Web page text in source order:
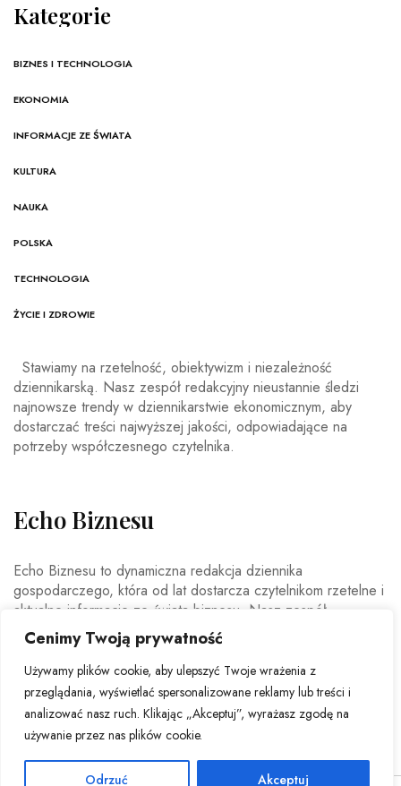
Cenimy Twoją prywatność
Używamy plików cookie, aby ulepszyć Twoje wrażenia z
przeglądania, wyświetlać spersonalizowane reklamy lub treści i
analizować nasz ruch. Klikając „Akceptuj”, wyrażasz zgodę na
używanie przez nas plików cookie.
Odrzuć Akceptuj
Kategorie
BIZNES I TECHNOLOGIA
EKONOMIA
INFORMACJE ZE ŚWIATA
KULTURA
NAUKA
POLSKA
TECHNOLOGIA
ŻYCIE I ZDROWIE
Stawiamy na rzetelność, obiektywizm i niezależność
dziennikarską. Nasz zespół redakcyjny nieustannie śledzi
najnowsze trendy w dziennikarstwie ekonomicznym, aby
dostarczać treści najwyższej jakości, odpowiadające na
potrzeby współczesnego czytelnika.
Echo Biznesu
Echo Biznesu to dynamiczna redakcja dziennika
gospodarczego, która od lat dostarcza czytelnikom rzetelne i
aktualne informacje ze świata biznesu. Nasz zespół
doświadczonych dziennikarzy i ekspertów ekonomicznych
codziennie analizuje najważniejsze wydarzenia rynkowe,
trendy gospodarcze oraz decyzje mające wpływ na polską i
światową ekonomię.